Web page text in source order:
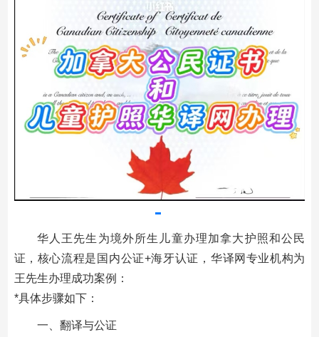
华人王先生为境外所生儿童办理加拿大护照和公民
证，核心流程是‌国内公证+海牙认证‌，华译网专业机构为
王先生办理成功案例：
*具体步骤如下：
一、翻译与公证